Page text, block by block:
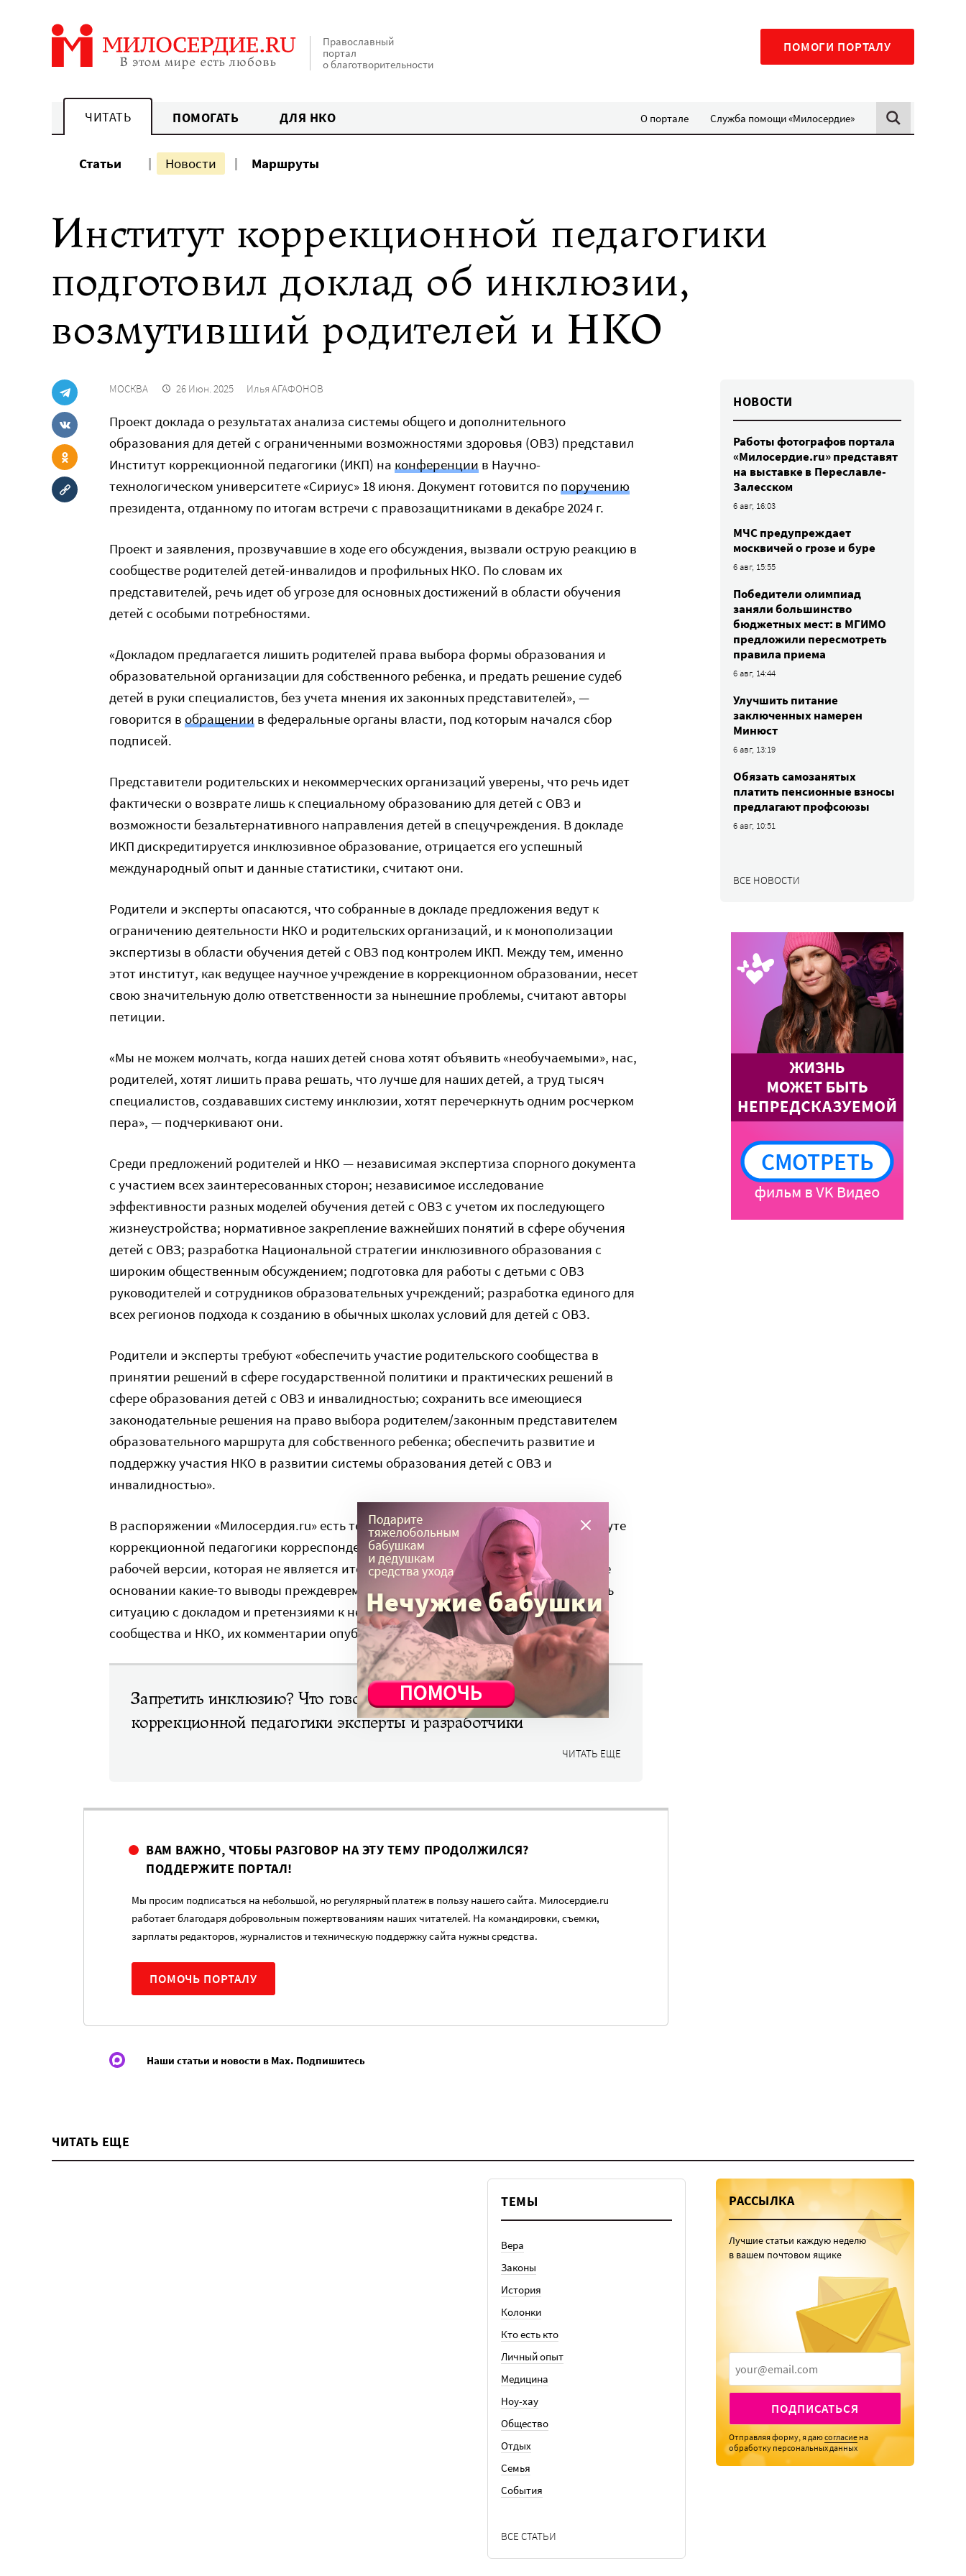
Православный
портал
о благотворительности
ПОМОГИ ПОРТАЛУ
ЧИТАТЬ ПОМОГАТЬ ДЛЯ НКО О портале Служба помощи «Милосердие»
Статьи Новости Маршруты
Институт коррекционной педагогики
подготовил доклад об инклюзии,
возмутивший родителей и НКО
МОСКВА 26 Июн. 2025 Илья АГАФОНОВ
Проект доклада о результатах анализа системы общего и дополнительного
образования для детей с ограниченными возможностями здоровья (ОВЗ) представил
Институт коррекционной педагогики (ИКП) на конференции в Научно-
технологическом университете «Сириус» 18 июня. Документ готовится попоручению
президента, отданному по итогам встречи с правозащитниками в декабре 2024 г.
Проект и заявления, прозвучавшие в ходе его обсуждения, вызвали острую реакцию в
сообществе родителей детей-инвалидов и профильных НКО. По словам их
представителей, речь идет об угрозе для основных достижений в области обучения
детей с особыми потребностями.
«Докладом предлагается лишить родителей права выбора формы образования и
образовательной организации для собственного ребенка, и предать решение судеб
детей в руки специалистов, без учета мнения их законных представителей», —
говорится в обращении в федеральные органы власти, под которым начался сбор
подписей.
Представители родительских и некоммерческих организаций уверены, что речь идет
фактически о возврате лишь к специальному образованию для детей с ОВЗ и
возможности безальтернативного направления детей в спецучреждения. В докладе
ИКП дискредитируется инклюзивное образование, отрицается его успешный
международный опыт и данные статистики, считают они.
Родители и эксперты опасаются, что собранные в докладе предложения ведут к
ограничению деятельности НКО и родительских организаций, и к монополизации
экспертизы в области обучения детей с ОВЗ под контролем ИКП. Между тем, именно
этот институт, как ведущее научное учреждение в коррекционном образовании, несет
свою значительную долю ответственности за нынешние проблемы, считают авторы
петиции.
«Мы не можем молчать, когда наших детей снова хотят объявить «необучаемыми», нас,
родителей, хотят лишить права решать, что лучше для наших детей, а труд тысяч
специалистов, создававших систему инклюзии, хотят перечеркнуть одним росчерком
пера», — подчеркивают они.
Среди предложений родителей и НКО — независимая экспертиза спорного документа
с участием всех заинтересованных сторон; независимое исследование
эффективности разных моделей обучения детей с ОВЗ с учетом их последующего
жизнеустройства; нормативное закрепление важнейших понятий в сфере обучения
детей с ОВЗ; разработка Национальной стратегии инклюзивного образования с
широким общественным обсуждением; подготовка для работы с детьми с ОВЗ
руководителей и сотрудников образовательных учреждений; разработка единого для
всех регионов подхода к созданию в обычных школах условий для детей с ОВЗ.
Родители и эксперты требуют «обеспечить участие родительского сообщества в
принятии решений в сфере государственной политики и практических решений в
сфере образования детей с ОВЗ и инвалидностью; сохранить все имеющиеся
законодательные решения на право выбора родителем/законным представителем
образовательного маршрута для собственного ребенка; обеспечить развитие и
поддержку участия НКО в развитии системы образования детей с ОВЗ и
инвалидностью».
В распоряжении «Милосердия.ru» есть текст проекта спорного доклада. В Институте
коррекционной педагогики корреспонденту портала пояснили, что речь идет о
рабочей версии, которая не является итоговой, будет дополняться, и делать на ее
основании какие-то выводы преждевременно. Мы попросили прокомментировать
ситуацию с докладом и претензиями к нему представителей ИКП, родительского
сообщества и НКО, их комментарии опубликованы ниже.
Запретить инклюзию? Что говорят о спорном докладе Института
коррекционной педагогики эксперты и разработчики
ЧИТАТЬ ЕЩЕ
ВАМ ВАЖНО, ЧТОБЫ РАЗГОВОР НА ЭТУ ТЕМУ ПРОДОЛЖИЛСЯ?
ПОДДЕРЖИТЕ ПОРТАЛ!
Мы просим подписаться на небольшой, но регулярный платеж в пользу нашего сайта. Милосердие.ru
работает благодаря добровольным пожертвованиям наших читателей. На командировки, съемки,
зарплаты редакторов, журналистов и техническую поддержку сайта нужны средства.
ПОМОЧЬ ПОРТАЛУ
Наши статьи и новости в Max. Подпишитесь
НОВОСТИ
Работы фотографов портала
«Милосердие.ru» представят
на выставке в Переславле-
Залесском
6 авг, 16:03
МЧС предупреждает
москвичей о грозе и буре
6 авг, 15:55
Победители олимпиад
заняли большинство
бюджетных мест: в МГИМО
предложили пересмотреть
правила приема
6 авг, 14:44
Улучшить питание
заключенных намерен
Минюст
6 авг, 13:19
Обязать самозанятых
платить пенсионные взносы
предлагают профсоюзы
6 авг, 10:51
ВСЕ НОВОСТИ
ЧИТАТЬ ЕЩЕ
ТЕМЫ
Вера
Законы
История
Колонки
Кто есть кто
Личный опыт
Медицина
Ноу-хау
Общество
Отдых
Семья
События
ВСЕ СТАТЬИ
РАССЫЛКА
Лучшие статьи каждую неделю
в вашем почтовом ящике
ПОДПИСАТЬСЯ
Отправляя форму, я даюсогласие на
обработку персональных данных